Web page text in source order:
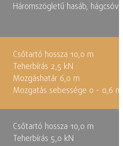
Háromszögletű hasáb,
Csőtartó hossza 10,0 m
Teherbírás 2,5 kN
Mozgáshatár 6,0 m
Mozgatás sebessége 0 - 0,6
Csőtartó hossza 10,0 m
Teherbírás 5,0 kN